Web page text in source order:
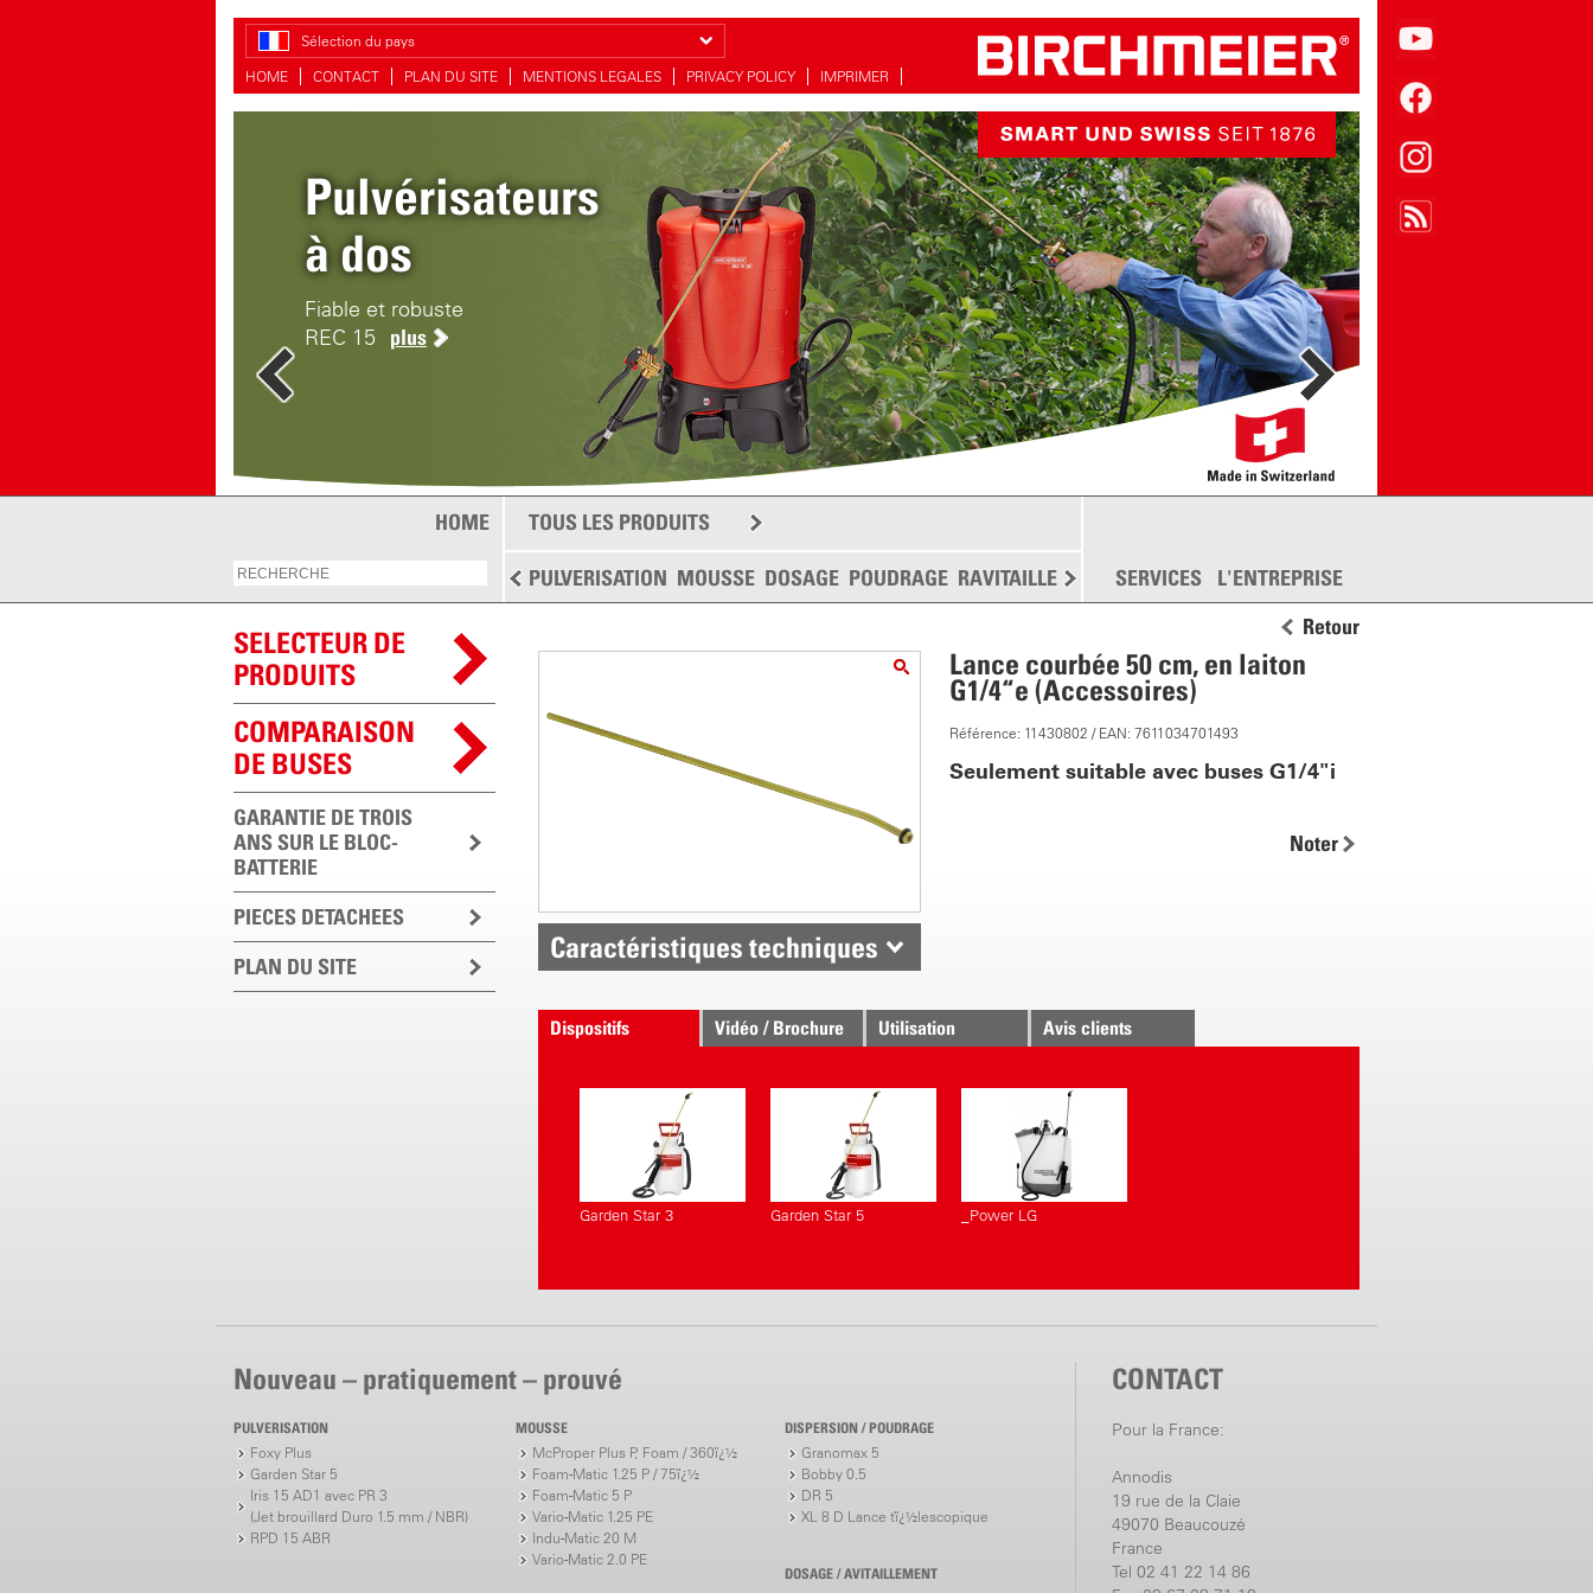
Sélection du pays
HOME
CONTACT PLAN DU SITE MENTIONS LEGALES PRIVACY POLICY IMPRIMER
Pulvérisateurs
à dos
Fiable et robuste
REC 15
plus
Clean-Matic 5
Nettoyage et désinfection
HOME TOUS LES PRODUITS
PULVERISATION MOUSSE DOSAGE POUDRAGE RAVITAILLEMENT DISPERSION PLUS
SERVICES L'ENTREPRISE
SELECTEUR DE
PRODUITS
COMPARAISON
DE BUSES
GARANTIE DE TROIS
ANS SUR LE BLOC-
BATTERIE
PIECES DETACHEES
PLAN DU SITE
Retour
Lance courbée 50 cm, en laiton
G1/4“e (Accessoires)
Référence: 11430802 / EAN: 7611034701493
Seulement suitable avec buses G1/4"i
Noter
Caractéristiques techniques
Dispositifs
Vidéo / Brochure Utilisation Avis clients
Garden Star 3 Garden Star 5 _Power LG
Nouveau – pratiquement – prouvé
PULVERISATION
Foxy Plus
Garden Star 5
Iris 15 AD1 avec PR 3
(Jet brouillard Duro 1.5 mm / NBR)
RPD 15 ABR
MOUSSE
McProper Plus P, Foam / 360ï¿½
Foam-Matic 1.25 P / 75ï¿½
Foam-Matic 5 P
Vario-Matic 1.25 PE
Indu-Matic 20 M
Vario-Matic 2.0 PE
DISPERSION / POUDRAGE
Granomax 5
Bobby 0.5
DR 5
XL 8 D Lance tï¿½lescopique
DOSAGE / AVITAILLEMENT
CONTACT
Pour la France:
Annodis
19 rue de la Claie
49070 Beaucouzé
France
Tel 02 41 22 14 86